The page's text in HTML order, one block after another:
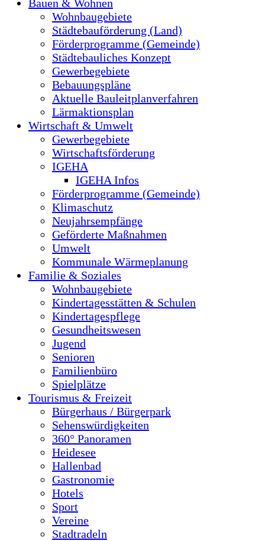
Bauen & Wohnen
Wohnbaugebiete
Städtebauförderung (Land)
Förderprogramme (Gemeinde)
Städtebauliches Konzept
Gewerbegebiete
Bebauungspläne
Aktuelle Bauleitplanverfahren
Lärmaktionsplan
Wirtschaft & Umwelt
Gewerbegebiete
Wirtschaftsförderung
IGEHA
IGEHA Infos
Förderprogramme (Gemeinde)
Klimaschutz
Neujahrsempfänge
Geförderte Maßnahmen
Umwelt
Kommunale Wärmeplanung
Familie & Soziales
Wohnbaugebiete
Kindertagesstätten & Schulen
Kindertagespflege
Gesundheitswesen
Jugend
Senioren
Familienbüro
Spielplätze
Tourismus & Freizeit
Bürgerhaus / Bürgerpark
Sehenswürdigkeiten
360° Panoramen
Heidesee
Hallenbad
Gastronomie
Hotels
Sport
Vereine
Stadtradeln